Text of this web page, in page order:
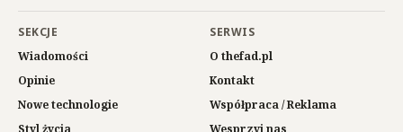
SEKCJE
Wiadomości
Opinie
Nowe technologie
SERWIS
O thefad.pl
Kontakt
Współpraca / Reklama